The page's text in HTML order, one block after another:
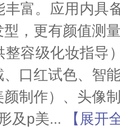
丰富。应用内具
型，更有颜值测
整容级化妆指导
、口红试色、智
制作）、头像
及p美... 【展开